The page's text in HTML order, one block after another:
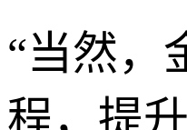
“当然，
程，提